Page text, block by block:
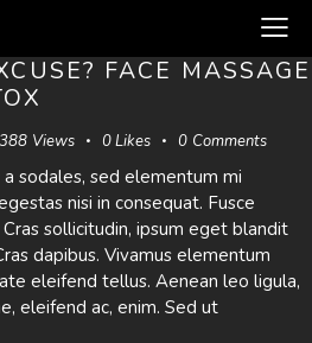
FACE MASSAGE
388 Views 0 Likes 0 Comments
sodales, sed elementum mi
nisi in consequat. Fusce
sollicitudin, ipsum eget blandit
dapibus. Vivamus elementum
eleifend tellus. Aenean leo ligula,
eleifend ac, enim. Sed ut